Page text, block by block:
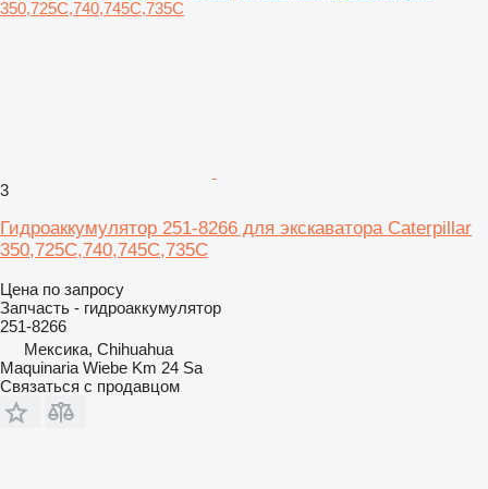
3
Гидроаккумулятор 251-8266 для экскаватора Caterpillar
350,725C,740,745C,735C
Цена по запросу
Запчасть - гидроаккумулятор
251-8266
Мексика, Chihuahua
Maquinaria Wiebe Km 24 Sa
Связаться с продавцом